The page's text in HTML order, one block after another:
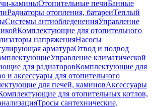
каминыОтопительные печиБанные
Радиаторы отопления, батареиТеплый
Системы антиобледененияУправление
Комплектующие для отопительного
напряженияНасосы
арматураОтвод и подвод
Управление климатической
для радиаторовКомплектующие для
и аксессуары для отопительного
для печей, каминовАксессуары
для отопительных котлов,
Тросы сантехнические,